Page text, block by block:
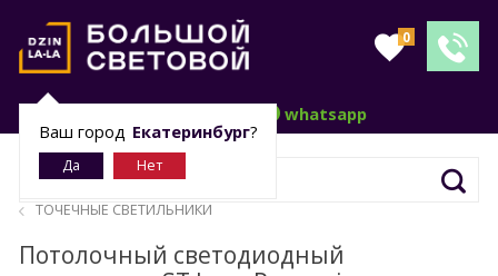
0
Ваш город Екатеринбург?
whatsapp
ТОЧЕЧНЫE СВЕТИЛЬНИКИ
Потолочный светодиодный